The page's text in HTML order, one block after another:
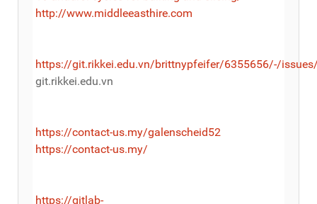
http://www.middleeasthire.com
https://git.rikkei.edu.vn/brittnypfeifer/6355656/-/
git.rikkei.edu.vn
https://contact-us.my/galenscheid52
https://contact-us.my/
https://gitlab-